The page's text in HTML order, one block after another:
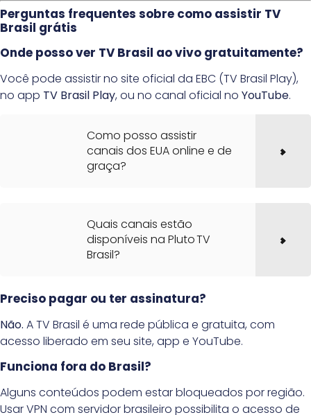
Perguntas frequentes sobre como assistir TV
Brasil grátis
Onde posso ver TV Brasil ao vivo gratuitamente?
Você pode assistir no site oficial da EBC (TV Brasil Play),
no app TV Brasil Play, ou no canal oficial no YouTube.
Como posso assistir
canais dos EUA online e de
graça?
Quais canais estão
disponíveis na Pluto TV
Brasil?
Preciso pagar ou ter assinatura?
Não. A TV Brasil é uma rede pública e gratuita, com
acesso liberado em seu site, app e YouTube.
Funciona fora do Brasil?
Alguns conteúdos podem estar bloqueados por região.
Usar VPN com servidor brasileiro possibilita o acesso de